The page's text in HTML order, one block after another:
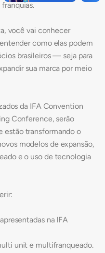
você vai conhecer
como elas podem
brasileiros — seja para
sua marca por meio
da IFA Convention
Conference, serão
estão transformando o
modelos de expansão,
e o uso de tecnologia
na IFA
unit e multifranqueado.